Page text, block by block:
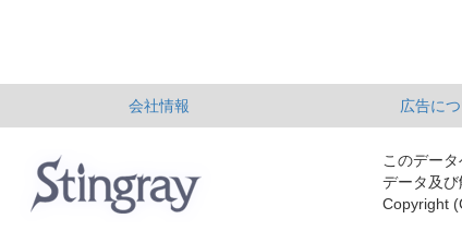
会社情報 広告に
このデー
データ及び
Copyright